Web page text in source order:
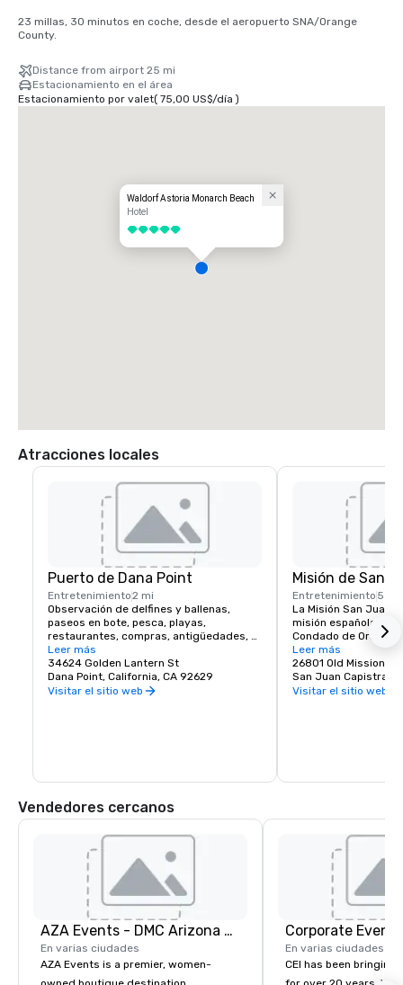
23 millas, 30 minutos en coche, desde el aeropuerto SNA/Orange
County.
Distance from airport 25 mi
Estacionamiento en el área
Estacionamiento por valet( 75,00 US$/día )
Waldorf Astoria Monarch Beach
Hotel
5 de 5
Atracciones locales
Puerto de Dana Point
Entretenimiento2 mi
Observación de delfines y ballenas,
paseos en bote, pesca, playas,
restaurantes, compras, antigüedades,
arte y museos
Leer más
34624 Golden Lantern St
Dana Point, California, CA 92629
Visitar el sitio web
Misión de San
Entretenimiento 5 mi
La Misión San Juan
misión española en
Condado de
el 1 de noviembre de
Californias
católicos españoles
Franciscana, recibió
60 metros del
Estados Unidos en
La Misión sufrió
años por varios
pero los esfuerzos
renovación datan
En la actualidad
Leer más
26801 Old Mission Rd
San Juan
Visitar el sitio web
Vendedores cercanos
AZA Events - DMC Arizona and Southern California
En varias ciudades
AZA Events is a premier, women-
Corporate
En varias ciudades
CEI has been bringing